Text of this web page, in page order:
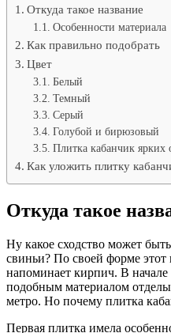
Откуда такое название
Особенности материала
Как правильно подобрать
Цвет
Белый
Темный
Серый
Голубой и бирюзовый
Плитка кабанчик ярких
Как уложить плитку
Откуда такое
Ну какое сходство может
свиньи? По своей форме этот
напоминает кирпич. В
подобным материалом
метро. Но почему плитка
Первая плитка имела